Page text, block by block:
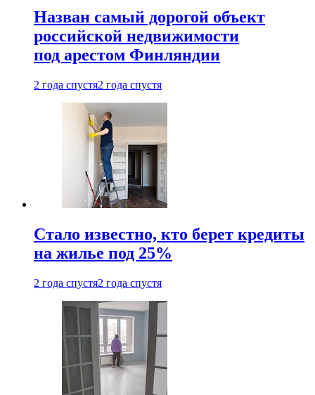
Назван самый дорогой объект
российской недвижимости
под арестом Финляндии
2 года спустя2 года спустя
Стало известно, кто берет кредиты
на жилье под 25%
2 года спустя2 года спустя